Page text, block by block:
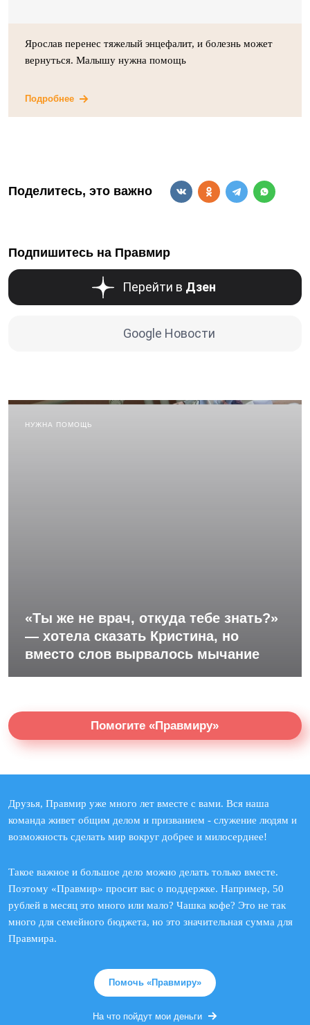
Ярослав перенес тяжелый энцефалит, и болезнь может
вернуться. Малышу нужна помощь
Подробнее
Поделитесь, это важно
Подпишитесь на Правмир
Перейти в Дзен
Google Новости
НУЖНА ПОМОЩЬ
«Ты же не врач, откуда тебе знать?»
— хотела сказать Кристина, но
вместо слов вырвалось мычание
Помогите «Правмиру»
Друзья, Правмир уже много лет вместе с вами. Вся наша
команда живет общим делом и призванием - служение людям и
возможность сделать мир вокруг добрее и милосерднее!
Такое важное и большое дело можно делать только вместе.
Поэтому «Правмир» просит вас о поддержке. Например, 50
рублей в месяц это много или мало? Чашка кофе? Это не так
много для семейного бюджета, но это значительная сумма для
Правмира.
Помочь «Правмиру»
На что пойдут мои деньги